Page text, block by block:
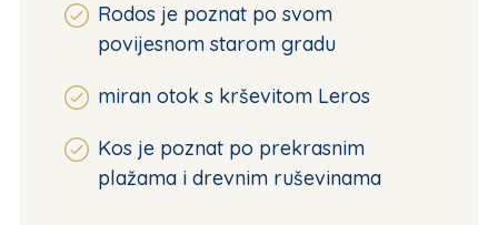
Rodos je poznat po svom
povijesnom starom gradu
miran otok s krševitom Leros
Kos je poznat po prekrasnim
plažama i drevnim ruševinama